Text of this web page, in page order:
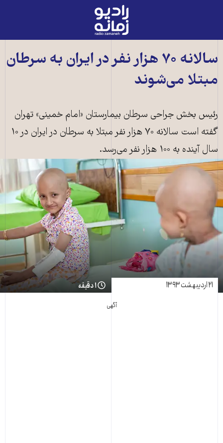
رادیو
زمانه
به
صفحه
سالانه ۷۰ هزار نفر در ایران به سرطان
مبتلا می‌شوند
رئيس بخش جراحی سرطان بيمارستان «امام خمينی» تهران
گفته است سالانه ۷۰ هزار نفر مبتلا به سرطان در ایران در ۱۰
سال آينده به ۱۰۰ هزار نفر می‌رسد.
۲۱ اردیبهشت ۱۳۹۳ ۱ دقیقه
آگهی